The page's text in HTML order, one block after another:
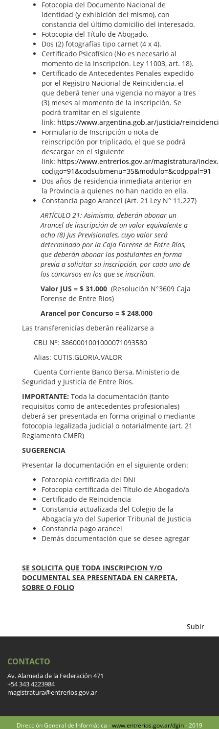
Fotocopia del Documento Nacional de
Identidad (y exhibición del mismo), con
constancia del último domicilio del interesado.
Fotocopia del Título de Abogado.
Dos (2) fotografías tipo carnet (4 x 4).
Certificado Psicofísico (No es necesario al
momento de la Inscripción. Ley 11003, art. 18).
Certificado de Antecedentes Penales expedido
por el Registro Nacional de Reincidencia, el
que deberá tener una vigencia no mayor a tres
(3) meses al momento de la inscripción. Se
podrá tramitar en el siguiente
link: https://www.argentina.gob.ar/justicia/
Formulario de Inscripción o nota de
reinscripción por triplicado, el que se podrá
descargar en el siguiente
link: https://www.entrerios.gov.ar/magistratura/
codigo=91&codsubmenu=35&modulo=&codppal=91
Dos años de residencia inmediata anterior en
la Provincia a quienes no han nacido en ella.
Constancia pago Arancel (Art. 21 Ley N° 11.227)
ARTÍCULO 21: Asimismo, deberán abonar un
Arancel de inscripción de un valor equivalente a
ocho (8) Jus Previsionales, cuyo valor será
determinado por la Caja Forense de Entre Ríos,
que deberán abonar los postulantes en forma
previa a solicitar su inscripción, por cada uno de
los concursos en los que se inscriban.
Valor JUS = $ 31.000 (Resolución N°3609 Caja
Forense de Entre Ríos)
Arancel por Concurso = $ 248.000
Las transferenicias deberán realizarse a
CBU Nº: 3860001001000071093580
Alias: CUTIS.GLORIA.VALOR
Cuenta Corriente Banco Bersa, Ministerio de
Seguridad y Justicia de Entre Ríos.
IMPORTANTE: Toda la documentación (tanto
requisitos como de antecedentes profesionales)
deberá ser presentada en forma original o mediante
fotocopia legalizada judicial o notarialmente (art. 21
Reglamento CMER)
SUGERENCIA
Presentar la documentación en el siguiente orden:
Fotocopia certificada del DNI
Fotocopia certificada del Título de Abogado/a
Certificado de Reincidencia
Constancia actualizada del Colegio de la
Abogacía y/o del Superior Tribunal de Justicia
Constancia pago arancel
Demás documentación que se desee agregar
SE SOLICITA QUE TODA INSCRIPCION Y/O
DOCUMENTAL SEA PRESENTADA EN CARPETA,
SOBRE O FOLIO
Subir
CONTACTO
Av. Alameda de la Federación 471
+54 343 4223984
magistratura@entrerios.gov.ar
Dirección General de Informática -www.entrerios.gov.ar/dgin- 2019